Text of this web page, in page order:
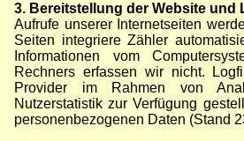
3. Bereitstellung der Website und
Aufrufe unserer Internetseiten
Seiten integriere Zähler
Informationen vom
Rechners erfassen wir nicht.
Provider im Rahmen von
Nutzerstatistik zur Verfügung
personenbezogenen Daten (Stand